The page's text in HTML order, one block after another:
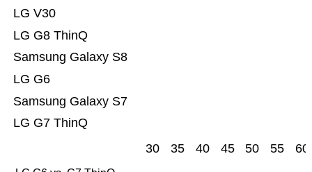
LG G7 ThinQ
Samsung Galaxy S7
LG G6
Samsung Galaxy S8
LG G8 ThinQ
LG V30
30 35 40 45 50 55 60